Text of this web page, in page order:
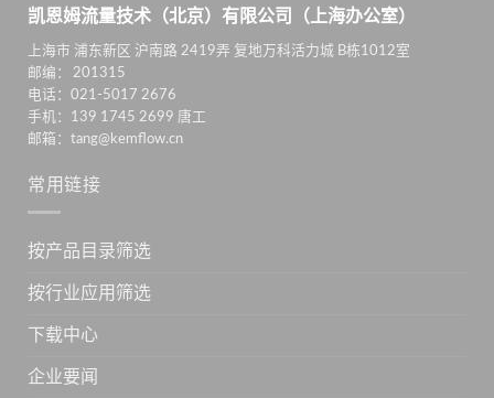
凯恩姆流量技术（北京）有限公司（上海办公室）
上海市 浦东新区 沪南路 2419弄 复地万科活力城 B栋1012室
邮编： 201315
电话：021-5017 2676
手机：139 1745 2699 唐工
邮箱：tang@kemflow.cn
常用链接
按产品目录筛选
按行业应用筛选
下载中心
企业要闻